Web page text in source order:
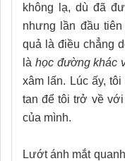
không lạ, dù đã
nhưng lần đầu
quả là điều chẳng
là học đường khác
xâm lấn. Lúc ấy,
tan để tôi trở về
của mình.
Lướt ánh mắt